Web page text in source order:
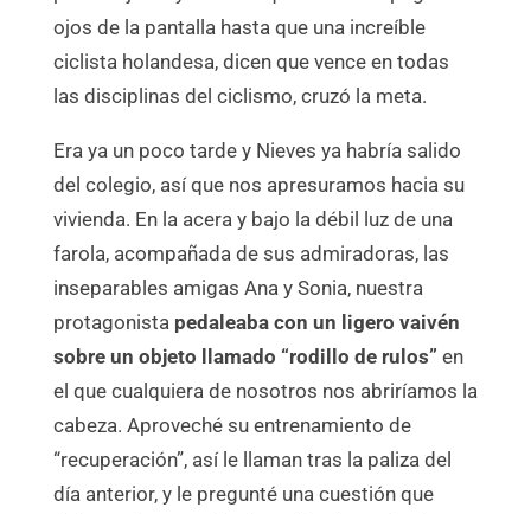
ojos de la pantalla hasta que una increíble
ciclista holandesa, dicen que vence en todas
las disciplinas del ciclismo, cruzó la meta.
Era ya un poco tarde y Nieves ya habría salido
del colegio, así que nos apresuramos hacia su
vivienda. En la acera y bajo la débil luz de una
farola, acompañada de sus admiradoras, las
inseparables amigas Ana y Sonia, nuestra
protagonista pedaleaba con un ligero vaivén
sobre un objeto llamado “rodillo de rulos” en
el que cualquiera de nosotros nos abriríamos la
cabeza. Aproveché su entrenamiento de
“recuperación”, así le llaman tras la paliza del
día anterior, y le pregunté una cuestión que